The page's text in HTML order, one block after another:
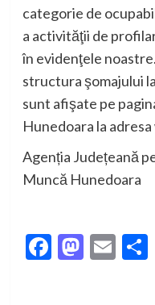
categorie de
a activităţii de
în evidenţele
structura şomajului
sunt afişate pe
Hunedoara la
Agenția Județeană
Muncă Hunedoara
Facebook